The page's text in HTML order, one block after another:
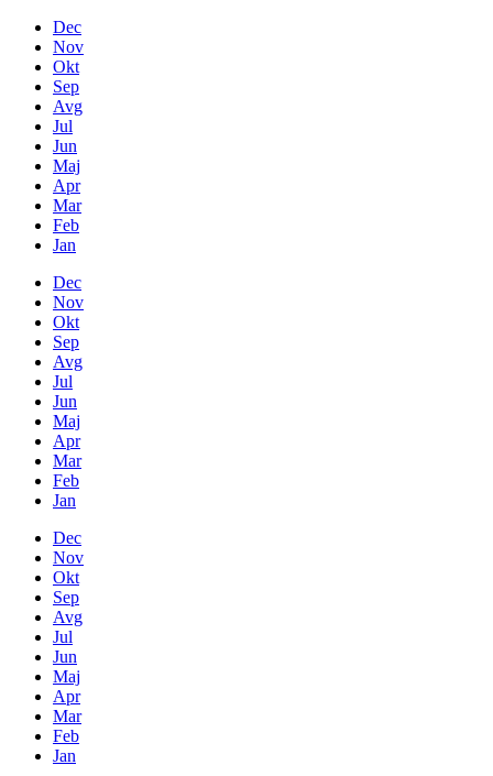
Dec
Nov
Okt
Sep
Avg
Jul
Jun
Maj
Apr
Mar
Feb
Jan
Dec
Nov
Okt
Sep
Avg
Jul
Jun
Maj
Apr
Mar
Feb
Jan
Dec
Nov
Okt
Sep
Avg
Jul
Jun
Maj
Apr
Mar
Feb
Jan